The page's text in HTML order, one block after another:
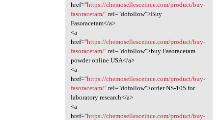
href="https://chemosellesceince.com/product/buy-
fasoracetam/"rel="dofollow">Buy
Fasoracetam</a>
<a
href="https://chemosellesceince.com/product/buy-
fasoracetam/"rel="dofollow">buy Fasoracetam
powder online USA</a>
<a
href="https://chemosellesceince.com/product/buy-
fasoracetam/"rel="dofollow">order NS-105 for
laboratory research</a>
<a
href="https://chemosellesceince.com/product/buy-